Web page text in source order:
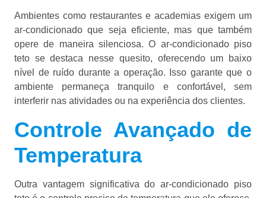
Ambientes como restaurantes e academias exigem um
ar-condicionado que seja eficiente, mas que também
opere de maneira silenciosa. O ar-condicionado piso
teto se destaca nesse quesito, oferecendo um baixo
nível de ruído durante a operação. Isso garante que o
ambiente permaneça tranquilo e confortável, sem
interferir nas atividades ou na experiência dos clientes.
Controle Avançado de
Temperatura
Outra vantagem significativa do ar-condicionado piso